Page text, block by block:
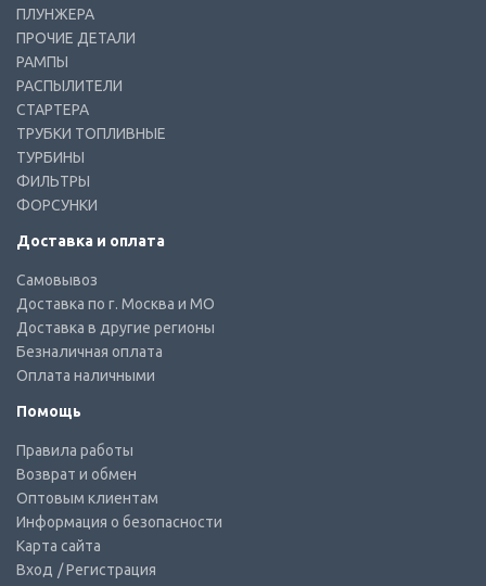
ПЛУНЖЕРА
ПРОЧИЕ ДЕТАЛИ
РАМПЫ
РАСПЫЛИТЕЛИ
СТАРТЕРА
ТРУБКИ ТОПЛИВНЫЕ
ТУРБИНЫ
ФИЛЬТРЫ
ФОРСУНКИ
Доставка и оплата
Самовывоз
Доставка по г. Москва и МО
Доставка в другие регионы
Безналичная оплата
Оплата наличными
Помощь
Правила работы
Возврат и обмен
Оптовым клиентам
Информация о безопасности
Карта сайта
Вход / Регистрация